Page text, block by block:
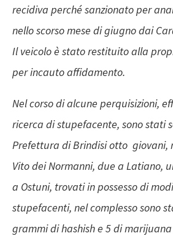
recidiva perché sanzionato per
nello scorso mese di giugno dai
Il veicolo è stato restituito alla
per incauto affidamento.
Nel corso di alcune perquisizioni,
ricerca di stupefacente, sono stati
Prefettura di Brindisi otto giovani,
Vito dei Normanni, due a Latiano,
a Ostuni, trovati in possesso di
stupefacenti, nel complesso sono
grammi di hashish e 5 di